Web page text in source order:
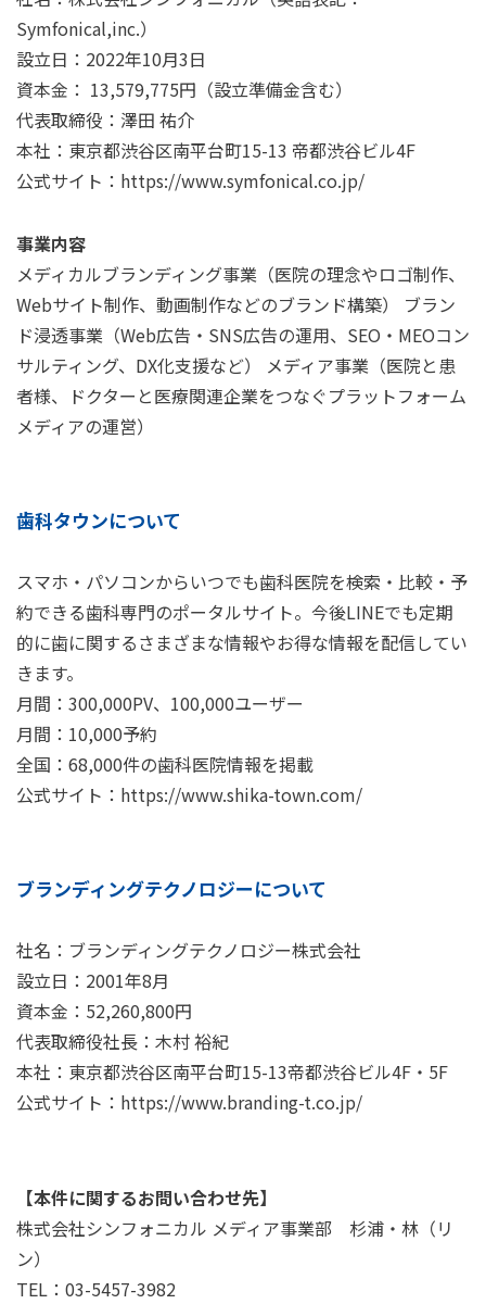
Symfonical,inc.）
設立日：2022年10月3日
資本金： 13,579,775円（設立準備金含む）
代表取締役：澤田 祐介
本社：東京都渋谷区南平台町15-13 帝都渋谷ビル4F
公式サイト： https://www.symfonical.co.jp/
事業内容
メディカルブランディング事業（医院の理念やロゴ制作、
Webサイト制作、動画制作などのブランド構築） ブラン
ド浸透事業（Web広告・SNS広告の運用、SEO・MEOコン
サルティング、DX化支援など） メディア事業（医院と患
者様、ドクターと医療関連企業をつなぐプラットフォーム
メディアの運営）
歯科タウンについて
スマホ・パソコンからいつでも歯科医院を検索・比較・予
約できる歯科専門のポータルサイト。今後LINEでも定期
的に歯に関するさまざまな情報やお得な情報を配信してい
きます。
月間：300,000PV、100,000ユーザー
月間：10,000予約
全国：68,000件の歯科医院情報を掲載
公式サイト： https://www.shika-town.com/
ブランディングテクノロジーについて
社名：ブランディングテクノロジー株式会社
設立日：2001年8月
資本金：52,260,800円
代表取締役社長：木村 裕紀
本社：東京都渋谷区南平台町15-13帝都渋谷ビル4F・5F
公式サイト： https://www.branding-t.co.jp/
【本件に関するお問い合わせ先】
株式会社シンフォニカル メディア事業部 杉浦・林（リ
ン）
TEL：03-5457-3982